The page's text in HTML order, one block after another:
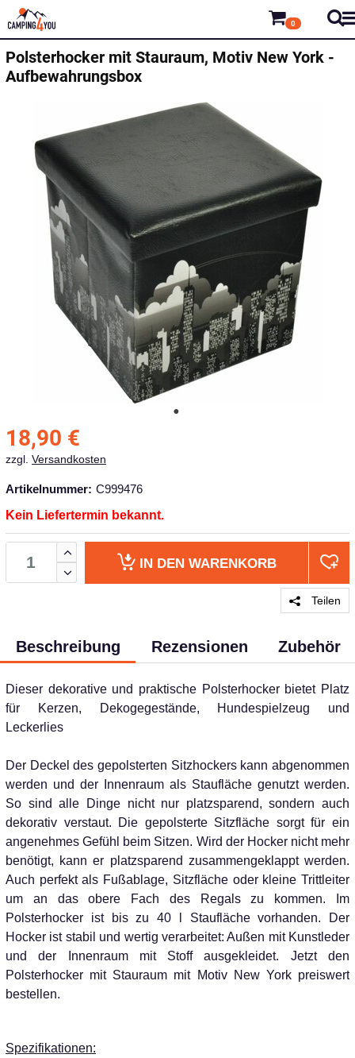
0
Polsterhocker mit Stauraum, Motiv New York -
Aufbewahrungsbox
18,90 €
zzgl. Versandkosten
Artikelnummer: C999476
Kein Liefertermin bekannt.
IN DEN WARENKORB
Teilen
Beschreibung Rezensionen Zubehör
Dieser dekorative und praktische Polsterhocker bietet Platz
für Kerzen, Dekogegestände, Hundespielzeug und
Leckerlies
Der Deckel des gepolsterten Sitzhockers kann abgenommen
werden und der Innenraum als Staufläche genutzt werden.
So sind alle Dinge nicht nur platzsparend, sondern auch
dekorativ verstaut. Die gepolsterte Sitzfläche sorgt für ein
angenehmes Gefühl beim Sitzen. Wird der Hocker nicht mehr
benötigt, kann er platzsparend zusammengeklappt werden.
Auch perfekt als Fußablage, Sitzfläche oder kleine Trittleiter
um an das obere Fach des Regals zu kommen. Im
Polsterhocker ist bis zu 40 l Staufläche vorhanden.
Der
Hocker ist stabil und wertig verarbeitet: Außen mit Kunstleder
und der Innenraum mit Stoff ausgekleidet. Jetzt den
Polsterhocker mit Stauraum mit Motiv New York preiswert
bestellen.
Spezifikationen: